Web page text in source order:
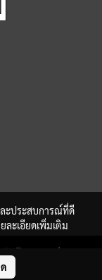
Reserved.
ะประสบการณ์ที่ดี
ละเอียดเพิ่มเติม